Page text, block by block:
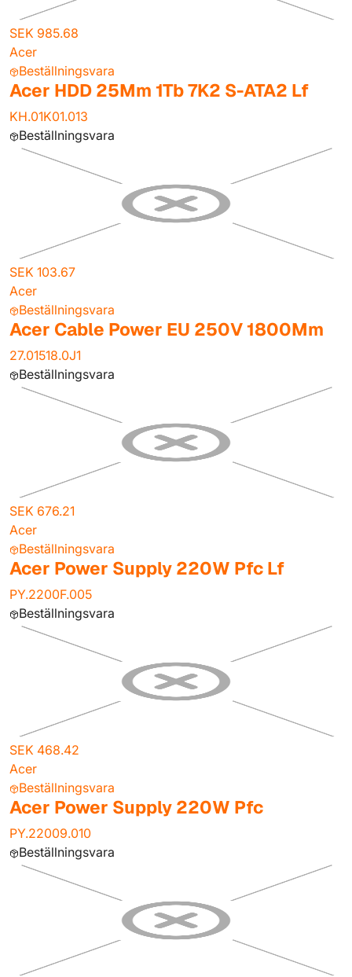
SEK 985.68
Acer
Beställningsvara
Acer HDD 25Mm 1Tb 7K2 S-ATA2 Lf
KH.01K01.013
Beställningsvara
SEK 103.67
Acer
Beställningsvara
Acer Cable Power EU 250V 1800Mm
27.01518.0J1
Beställningsvara
SEK 676.21
Acer
Beställningsvara
Acer Power Supply 220W Pfc Lf
PY.2200F.005
Beställningsvara
SEK 468.42
Acer
Beställningsvara
Acer Power Supply 220W Pfc
PY.22009.010
Beställningsvara